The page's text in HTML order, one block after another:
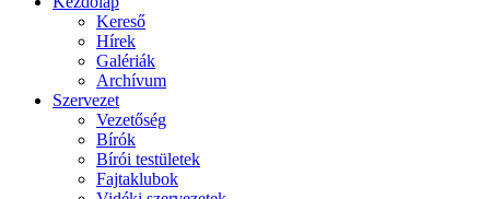
Kereső
Hírek
Galériák
Archívum
Szervezet
Vezetőség
Bírók
Bírói testületek
Fajtaklubok